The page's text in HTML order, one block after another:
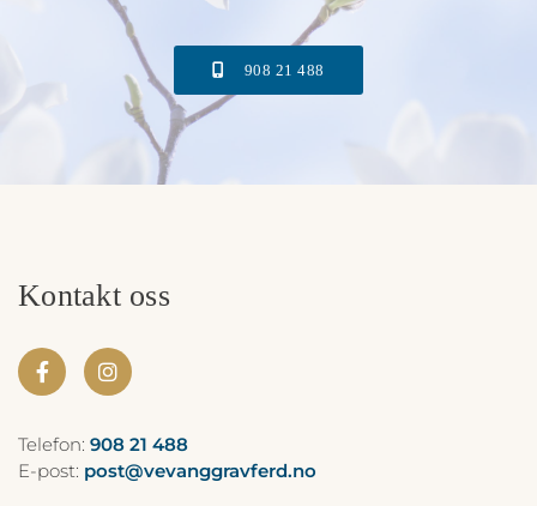
908 21 488
Kontakt oss
Telefon: 908 21 488
E-post: post@vevanggravferd.no